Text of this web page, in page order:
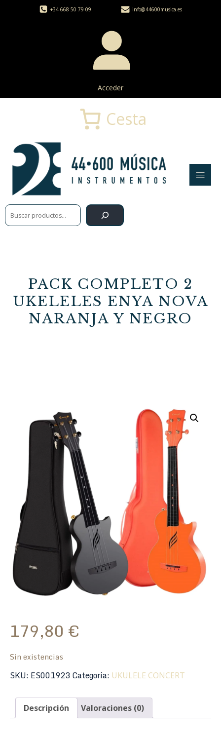
+34 668 50 79 09 info@44600musica.es
Acceder
Buscar
Cesta
PACK COMPLETO 2
UKELELES ENYA NOVA
NARANJA Y NEGRO
179,80 €
Sin existencias
SKU: ES001923Categoría: UKULELE CONCERT
Descripción Valoraciones (0)